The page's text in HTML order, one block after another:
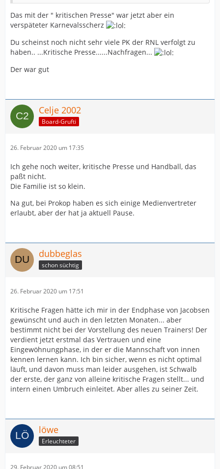
Das mit der " kritischen Presse" war jetzt aber ein
verspäteter Karnevalsscherz
Du scheinst noch nicht sehr viele PK der RNL verfolgt zu
haben.. ...Kritische Presse......Nachfragen...
Der war gut
Celje 2002
Board-Grufti
26. Februar 2020 um 17:35
Ich gehe noch weiter, kritische Presse und Handball, das
paßt nicht.
Die Familie ist so klein.
Na gut, bei Prokop haben es sich einige Medienvertreter
erlaubt, aber der hat ja aktuell Pause.
dubbeglas
schon süchtig
26. Februar 2020 um 17:51
Kritische Fragen hätte ich mir in der Endphase von Jacobsen
gewünscht und auch in den letzten Monaten... aber
bestimmt nicht bei der Vorstellung des neuen Trainers! Der
verdient jetzt erstmal das Vertrauen und eine
Eingewöhnungphase, in der er die Mannschaft von innen
kennen lernen kann. Ich bin sicher, wenn es nicht optimal
läuft, und davon muss man leider ausgehen, ist Schwalb
der erste, der ganz von alleine kritische Fragen stellt... und
intern einen Umbruch einleitet. Aber alles zu seiner Zeit.
löwe
Erleuchteter
29. Februar 2020 um 08:51